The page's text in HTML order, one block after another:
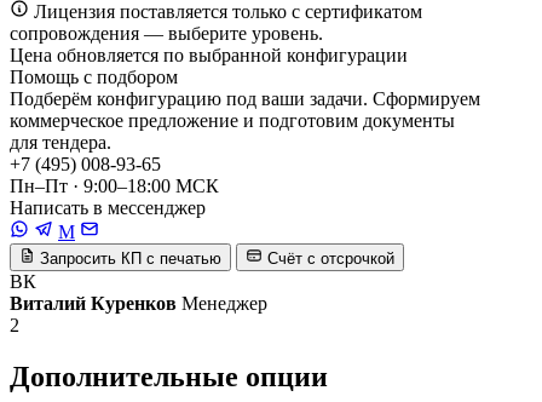
Лицензия поставляется только с сертификатом
сопровождения — выберите уровень.
Цена обновляется по выбранной конфигурации
Помощь с подбором
Подберём конфигурацию под ваши задачи. Сформируем
коммерческое предложение и подготовим документы
для тендера.
+7 (495) 008-93-65
Пн–Пт · 9:00–18:00 МСК
Написать в мессенджер
M
Запросить КП с печатью Счёт с отсрочкой
ВК
Виталий Куренков Менеджер
2
Дополнительные опции